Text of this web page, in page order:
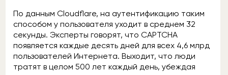
По данным Cloudflare, на аутентификацию таким
способом у пользователя уходит в среднем 32
секунды. Эксперты говорят, что CAPTCHA
появляется каждые десять дней для всех 4,6 млрд
пользователей Интернета. Выходит, что люди
тратят в целом 500 лет каждый день, убеждая